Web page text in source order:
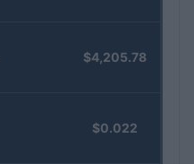
$4,205.78
$0.022